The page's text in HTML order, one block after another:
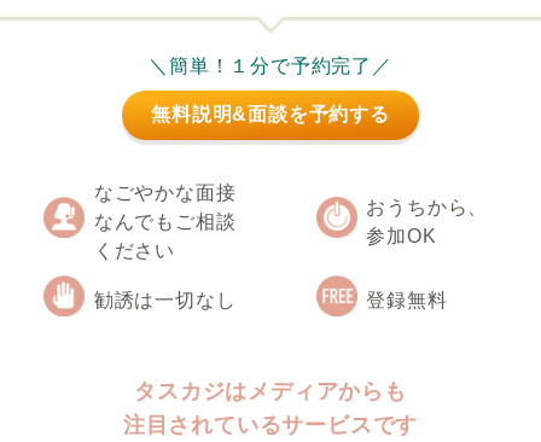
＼簡単！１分で予約完了／
無料説明&面談を予約する
なごやかな面接
なんでもご相談
ください
おうちから、
参加OK
勧誘は一切なし 登録無料
タスカジはメディアからも
注目されているサービスです